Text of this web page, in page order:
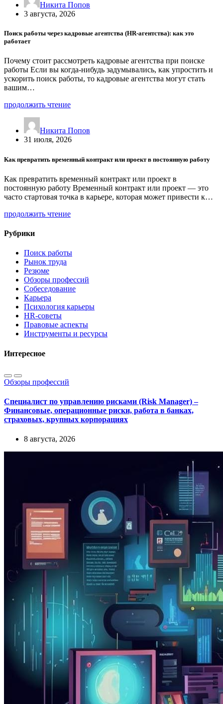
Никита Попов
3 августа, 2026
Поиск работы через кадровые агентства (HR-агентства): как это
работает
Почему стоит рассмотреть кадровые агентства при поиске
работы Если вы когда-нибудь задумывались, как упростить и
ускорить поиск работы, то кадровые агентства могут стать
вашим…
продолжить чтение
Никита Попов
31 июля, 2026
Как превратить временный контракт или проект в постоянную работу
Как превратить временный контракт или проект в
постоянную работу Временный контракт или проект — это
часто стартовая точка в карьере, которая может привести к…
продолжить чтение
Рубрики
Поиск работы
Рынок труда
Резюме
Обзоры профессий
Собеседование
Карьера
Психология карьеры
HR-советы
Правовые аспекты
Инструменты и ресурсы
Интересное
Обзоры профессий
Специалист по управлению рисками (Risk Manager) –
Финансовые, операционные риски, работа в банках,
страховых, крупных корпорациях
8 августа, 2026